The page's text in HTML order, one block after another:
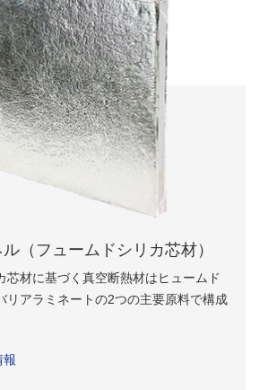
（フュームドシリカ芯材）
芯材に基づく真空断熱材はヒュームド
リアラミネートの2つの主要原料で構成
報